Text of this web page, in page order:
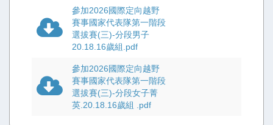
調整，將於最新公告發佈。
七、車輛與行人：賽區為開放空間，主要道路上偶有車輛通行，人行道上則有
健行運動的行人與遊客，請選手通過時，
八、飲 水 站：賽區內將不設飲水站，請選手自備飲水，響應環保。
九、報到時，領取「號碼布」與「電子指卡」。報到完畢後，選手必須立即將
「號碼布」別於【胸前】直到比賽結束。
本會賽後於成績組回收「本會電子指卡」。團體中，如有已報名但未到場之選
參加2026國際定向越野
賽事國家代表隊第一階段
選拔賽(三)-分段男子
20.18.16歲組.pdf
參加2026國際定向越野
賽事國家代表隊第一階段
選拔賽(三)-分段女子菁
英.20.18.16歲組 .pdf